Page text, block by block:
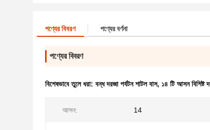
পণ্যের বিবরণ পণ্যের বর্ণনা
পণ্যের বিবরণ
বিশেষভাবে তুলে ধরা: বন্ধ দরজা পর্যটন শাটল বাস, ১৪ টি আসন বিশিষ্ট
আসন: 14